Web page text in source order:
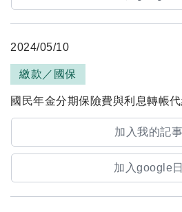
2024/05/10
繳款／國保
國民年金分期保險費與利息轉帳
加入我的記
加入google